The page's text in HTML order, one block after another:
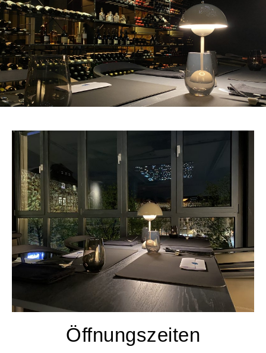
Öffnungszeiten